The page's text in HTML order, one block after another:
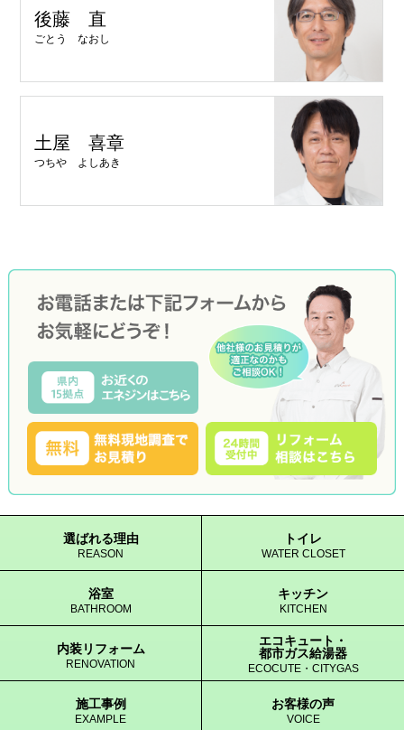
後藤 直
ごとう なおし
土屋 喜章
つちや よしあき
選ばれる理由
REASON
トイレ
WATER CLOSET
浴室
BATHROOM
キッチン
KITCHEN
内装リフォーム
RENOVATION
エコキュート・
都市ガス給湯器
ECOCUTE・CITYGAS
施工事例
EXAMPLE
お客様の声
VOICE